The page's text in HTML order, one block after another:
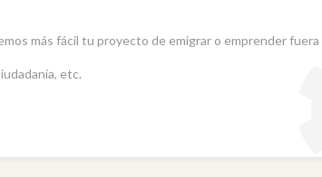
más fácil tu proyecto de emigrar o emprender fuera
etc.